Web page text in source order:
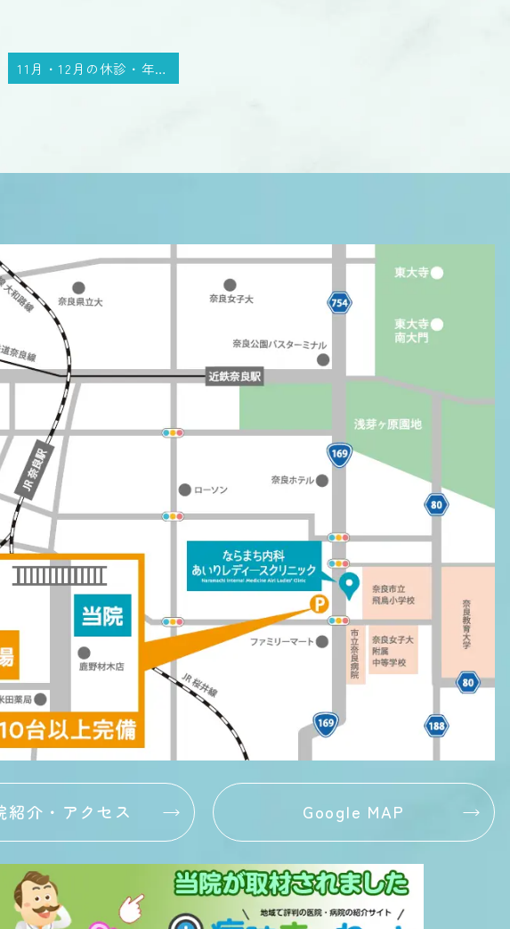
11月・12月の休診・年末年始のお休み
紹介・アクセス Google MAP